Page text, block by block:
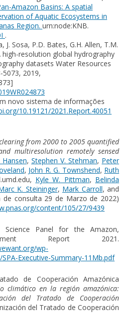
Amazon Basins: A spatial
of Aquatic Ecosystems in
Region. urn:node:KNB.
.
J. Sosa, P.D. Bates, G.H. Allen, T.M.
high-resolution global hydrography
datasets Water Resources
5073, 2019,
novo sistema de informações
10.19121/2021.Report.40051
from 2000 to 2005 quantified
multiresolution remotely sensed
, Stephen V. Stehman, Peter
, John R. G. Townshend, Ruth
, Kyle W. Pittman, Belinda
K. Steininger, Mark Carroll, and
de consulta 29 de Marzo de 2022)
content/105/27/9439
Science Panel for the Amazon,
Report 2021.
wp-
Executive-Summary-11Mb.pdf
de Cooperación Amazónica
climático en la región amazónica:
del Tratado de Cooperación
del Tratado de Cooperación